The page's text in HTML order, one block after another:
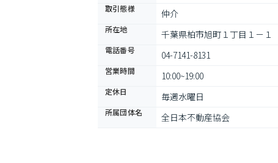
取引態様 仲介
所在地 千葉県柏市旭町１丁目１－１
電話番号 04-7141-8131
営業時間 10:00~19:00
定休日 毎週水曜日
所属団体名 全日本不動産協会